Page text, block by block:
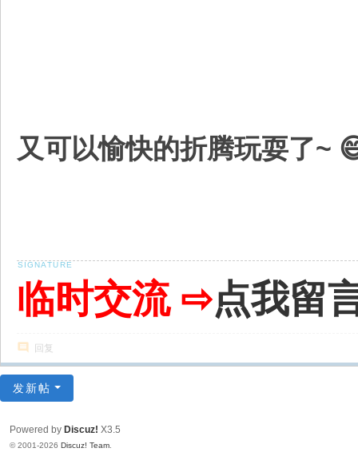
又可以愉快的折腾玩耍了~
临时交流 ⇨点我留
回复
发新帖
Powered by Discuz! X3.5
© 2001-2026 Discuz! Team